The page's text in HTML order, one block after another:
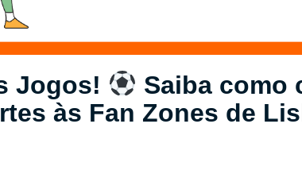
Jogos!
Saiba como
às Fan Zones de